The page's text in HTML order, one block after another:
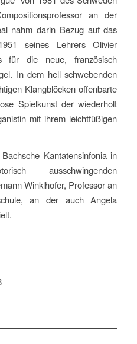
an der
nahm darin Bezug auf das
seines Lehrers Olivier
für die neue, französisch
In dem hell schwebenden
Klangblöcken offenbarte
Spielkunst der wiederholt
mit ihrem leichtfüßigen
Kantatensinfonia in
ausschwingenden
Winklhofer, Professor an
an der auch Angela